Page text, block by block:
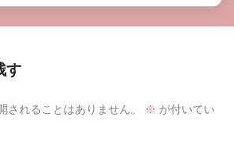
す
されることはありません。 ※ が付いてい